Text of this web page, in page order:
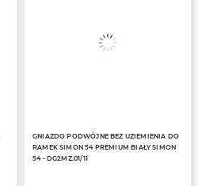
GNIAZDO PODWÓJNE BEZ UZIEMIENIA DO
RAMEK SIMON 54 PREMIUM BIAŁY SIMON
54 - DG2MZ.01/11